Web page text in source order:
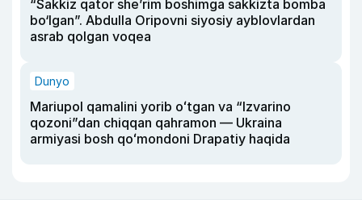
“Sakkiz qator she’rim boshimga sakkizta bomba
bo‘lgan”. Abdulla Oripovni siyosiy ayblovlardan
asrab qolgan voqea
Dunyo
Mariupol qamalini yorib oʻtgan va “Izvarino
qozoni”dan chiqqan qahramon — Ukraina
armiyasi bosh qoʻmondoni Drapatiy haqida